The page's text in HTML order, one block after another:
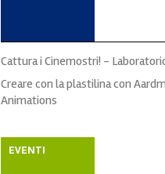
Cattura i Cinemostri! -
Creare con la plastilina con
Animations
EVENTI